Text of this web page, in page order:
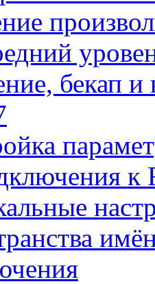
бекап и
к